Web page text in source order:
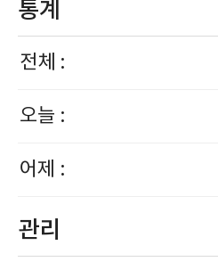
통계
전체 :
오늘 :
어제 :
관리